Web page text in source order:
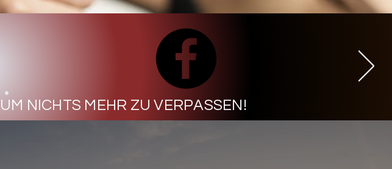
NICHTS MEHR ZU VERPASSEN!